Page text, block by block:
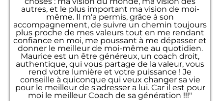
autres, et le plus important ma vision de moi-
même. Il m'a permis, grâce à son
accompagnement, de suivre un chemin toujours
plus proche de mes valeurs tout en me rendant
confiance en moi, me poussant à me dépasser et
donner le meilleur de moi-même au quotidien.
Maurice est un être généreux, un coach droit,
authentique, qui vous partage de la valeur, vous
rend votre lumière et votre puissance ! Je
conseille à quiconque qui veux changer sa vie
pour le meilleur de s'adresser a lui. Car il est pour
moi le meilleur Coach de sa génération !!!"